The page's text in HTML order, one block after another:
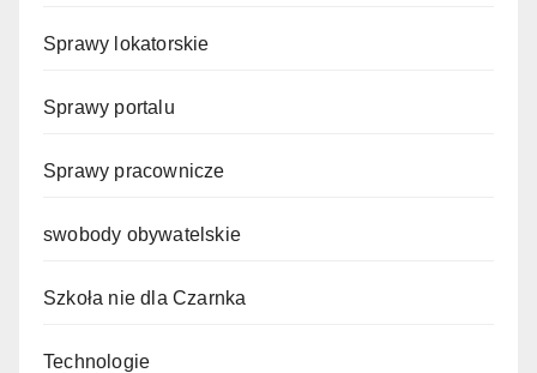
Sprawy lokatorskie
Sprawy portalu
Sprawy pracownicze
swobody obywatelskie
Szkoła nie dla Czarnka
Technologie